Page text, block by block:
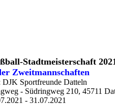
Stadtmeisterschaft
Zweitmannschaften
DJK Sportfreunde Datteln
- Südringweg 210, 45711
- 31.07.2021